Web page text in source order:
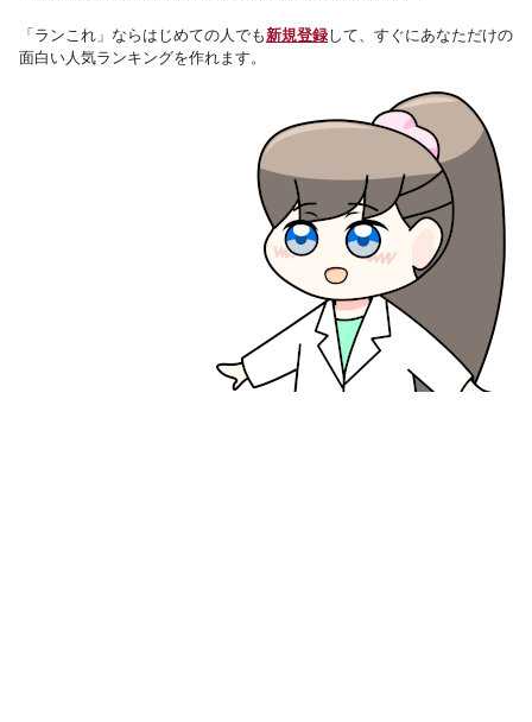
「ランこれ」ならはじめての人でも新規登録して、すぐにあなただけの
面白い人気ランキングを作れます。